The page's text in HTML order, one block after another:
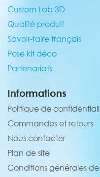
Custom Lab 3D
Qualité produit
Savoir-faire français
Pose kit déco
Partenariats
Informations
Politique de
Commandes et retours
Nous contacter
Plan de site
Conditions générales